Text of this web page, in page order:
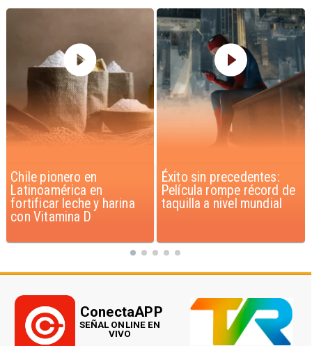
Éxito sin precedentes:
Película rompe récord de
taquilla a nivel mundial
Corte Suprema confirma
pago de $1.000 millones
por caso ProCultura
ConectaAPP
SEÑAL ONLINE EN
VIVO